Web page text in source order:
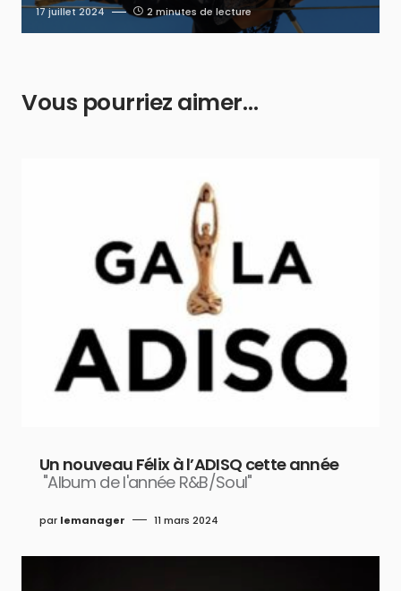
17 juillet 2024 2 minutes de lecture
Vous pourriez aimer…
Un nouveau Félix à l’ADISQ cette année
"Album de l'année R&B/Soul"
par lemanager 11 mars 2024